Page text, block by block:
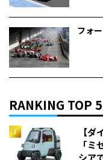
フォ
RANKING TOP 5
【
「
シア